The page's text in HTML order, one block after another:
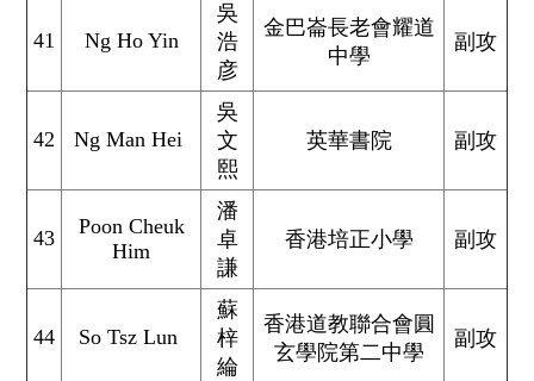
41 Ng Ho Yin
吳
浩
彦
金巴崙長老會耀道
中學
副攻
42 Ng Man Hei
吳
文
熙
英華書院 副攻
43
Poon Cheuk
Him
潘
卓
謙
香港培正小學 副攻
44 So Tsz Lun
蘇
梓
綸
香港道教聯合會圓
玄學院第二中學
副攻